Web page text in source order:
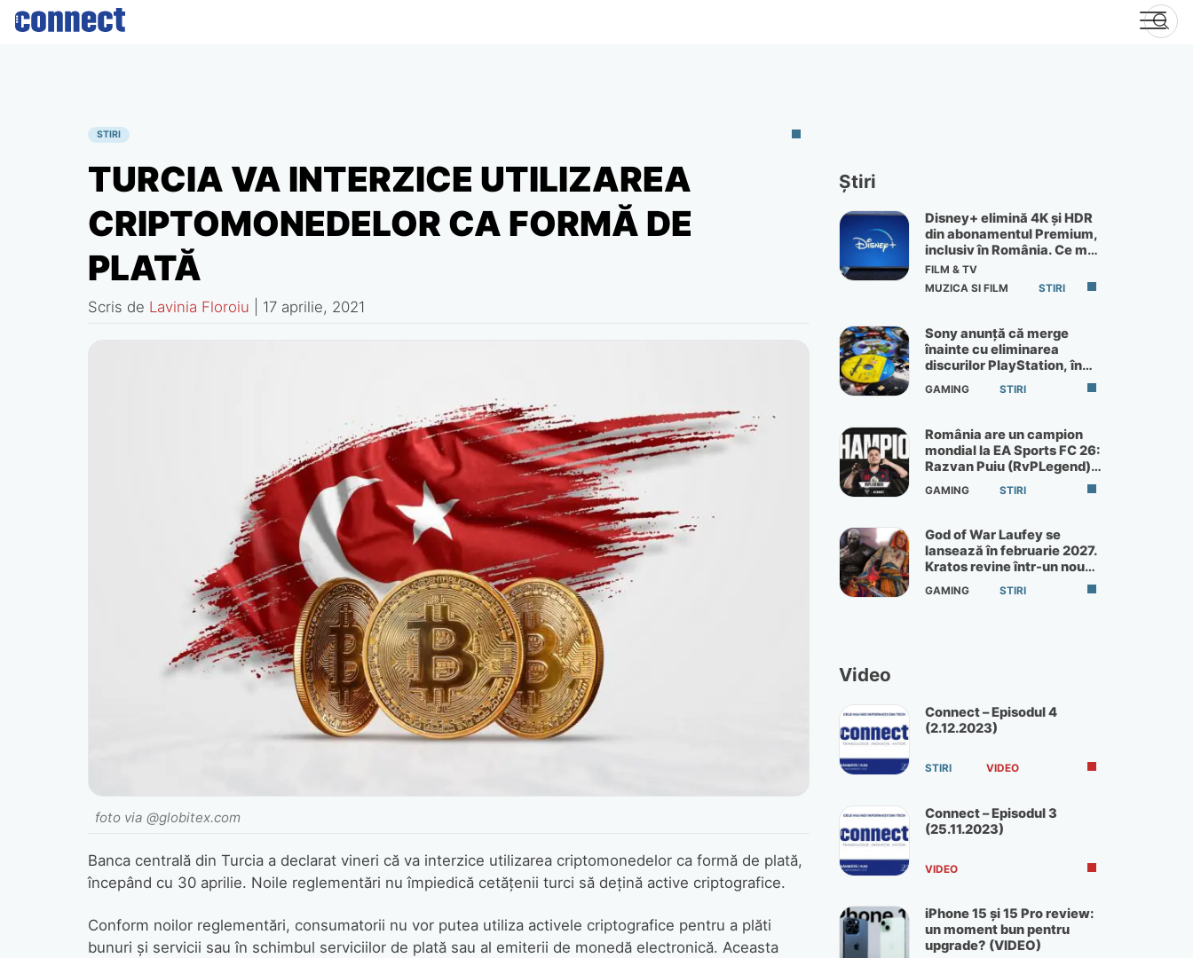
Skip
STIRI
TURCIA VA INTERZICE UTILIZAREA
CRIPTOMONEDELOR CA FORMĂ DE
PLATĂ
Scris de Lavinia Floroiu 17 aprilie, 2021
foto via @globitex.com
Banca centrală din Turcia a declarat vineri că va interzice utilizarea criptomonedelor ca formă de plată,
începând cu 30 aprilie. Noile reglementări nu împiedică cetățenii turci să dețină active criptografice.
Conform noilor reglementări, consumatorii nu vor putea utiliza activele criptografice pentru a plăti
bunuri și servicii sau în schimbul serviciilor de plată sau al emiterii de monedă electronică. Aceasta
Știri
Disney+ elimină 4K și HDR
din abonamentul Premium,
inclusiv în România. Ce mai
primești de 60 lei pe lună
FILM & TV
MUZICA SI FILM
STIRI
Sony anunță că merge
înainte cu eliminarea
discurilor PlayStation, în
ciuda protestelor
GAMING STIRI
România are un campion
mondial la EA Sports FC 26:
Razvan Puiu (RvPLegend)
câștigă turneul de la Paris
GAMING STIRI
God of War Laufey se
lansează în februarie 2027.
Kratos revine într-un nou
God of War
GAMING STIRI
Video
Connect – Episodul 4
(2.12.2023)
STIRI VIDEO
Connect – Episodul 3
(25.11.2023)
VIDEO
iPhone 15 și 15 Pro review:
un moment bun pentru
upgrade? (VIDEO)